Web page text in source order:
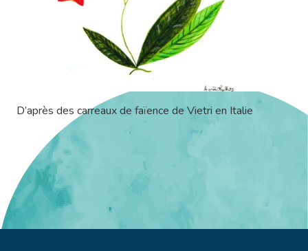
D’après des carreaux de faïence de Vietri en Italie